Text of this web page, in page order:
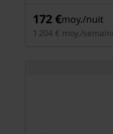
172 €moy./nuit
1 204 € moy./